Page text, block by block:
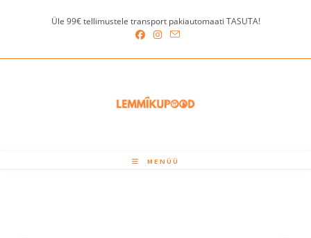
Üle 99€ tellimustele transport pakiautomaati TASUTA!
MENÜÜ